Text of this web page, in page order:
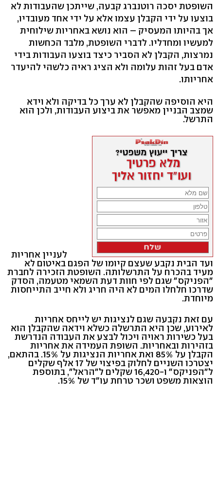
השופטת יסכה רוטנברג קבעה, שייתכן שהעבודות לא
בוצעו על ידי הקבלן עצמו אלא על ידי אחד מעובדיו,
אך בהיותו המעסיק – הוא נושא באחריות שילוחית
למעשיו ומחדליו. לדברי השופטת, מלבד הכחשות
נמרצות, הקבלן לא הסביר כיצד בוצעו העבודות בידי
אדם בעל זהות עלומה ולא הציג ראיה כלשהי להיעדר
אחריותו.
היא הוסיפה שהקבלן לא ערך כל בדיקה ולא וידא
שמצב הבניין מאפשר את ביצוע העבודות, ולכן הוא
התרשל.
לעניין אחריות
ועד הבית נקבע שעצם קיומו של הפגם באיטום לא
מעיד בהכרח על התרשלותה. השופטת הזכירה לחברת
"הפניקס" שגם לפי חוות דעת השמאי מטעמה, הסדק
שדרכו חלחלו המים לא היה חריג ולא חייב התייחסות
מיוחדת.
עם זאת נקבעה שגם לנציגות יש לייחס אחריות
לאירוע, שכן היא התרשלה כשלא וידאה שהקבלן הוא
בעל כשירות ראויה ויכול לבצע את העבודה הנדרשת
בזהירות ובאחריות. השופת העמידה את אחריות
הקבלן על 85% ואת אחריות הנציגות על 15%. בהתאם,
יצטרכו השניים לחלוק בפיצוי של 17 אלף שקלים
ל"הפניקס" ו-16,420 שקלים ל"הראל", בתוספת
הוצאות משפט ושכר טרחת עו"ד של 15%.